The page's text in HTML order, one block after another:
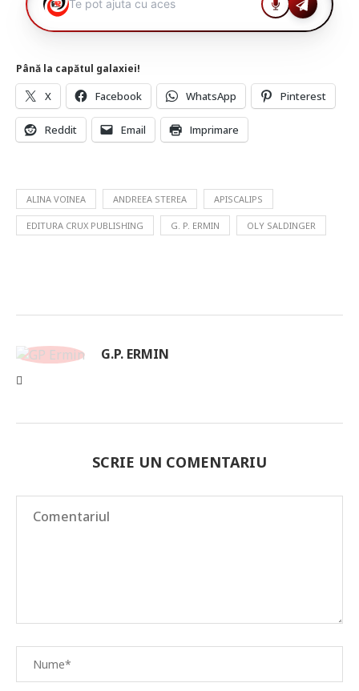
Până la capătul galaxiei!
X Facebook WhatsApp Pinterest
Reddit Email Imprimare
ALINA VOINEA ANDREEA STEREA APISCALIPS
EDITURA CRUX PUBLISHING G. P. ERMIN OLY SALDINGER
G.P. ERMIN
SCRIE UN COMENTARIU